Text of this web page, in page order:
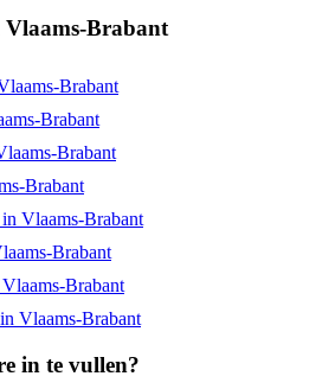
Vlaams-Brabant
Brabant
Brabant
Brabant
Brabant
Vlaams-Brabant
Brabant
Vlaams-Brabant
Vlaams-Brabant
in te vullen?